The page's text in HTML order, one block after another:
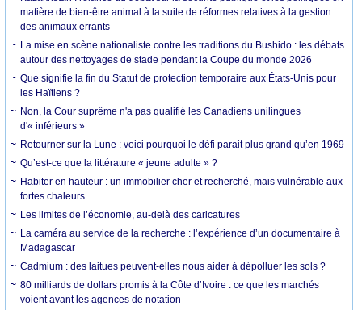
matière de bien-être animal à la suite de réformes relatives à la gestion
des animaux errants
La mise en scène nationaliste contre les traditions du Bushido : les débats
autour des nettoyages de stade pendant la Coupe du monde 2026
Que signifie la fin du Statut de protection temporaire aux États-Unis pour
les Haïtiens ?
Non, la Cour suprême n'a pas qualifié les Canadiens unilingues
d'« inférieurs »
Retourner sur la Lune : voici pourquoi le défi parait plus grand qu’en 1969
Qu’est-ce que la littérature « jeune adulte » ?
Habiter en hauteur : un immobilier cher et recherché, mais vulnérable aux
fortes chaleurs
Les limites de l’économie, au-delà des caricatures
La caméra au service de la recherche : l’expérience d’un documentaire à
Madagascar
Cadmium : des laitues peuvent-elles nous aider à dépolluer les sols ?
80 milliards de dollars promis à la Côte d’Ivoire : ce que les marchés
voient avant les agences de notation